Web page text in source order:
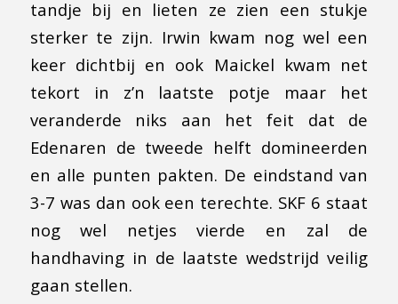
tandje bij en lieten ze zien een stukje
sterker te zijn. Irwin kwam nog wel een
keer dichtbij en ook Maickel kwam net
tekort in z’n laatste potje maar het
veranderde niks aan het feit dat de
Edenaren de tweede helft domineerden
en alle punten pakten. De eindstand van
3-7 was dan ook een terechte. SKF 6 staat
nog wel netjes vierde en zal de
handhaving in de laatste wedstrijd veilig
gaan stellen.